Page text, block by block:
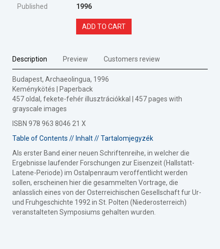
Published
1996
ADD TO CART
Description Preview Customers review
Budapest, Archaeolingua, 1996
Keménykötés | Paperback
457 oldal, fekete-fehér illusztrációkkal | 457 pages with
grayscale images
ISBN 978 963 8046 21 X
Table of Contents // Inhalt // Tartalomjegyzék
Als erster Band einer neuen Schriftenreihe, in welcher die
Ergebnisse laufender Forschungen zur Eisenzeit (Hallstatt-
Latene-Periode) im Ostalpenraum veroffentlicht werden
sollen, erscheinen hier die gesammelten Vortrage, die
anlasslich eines von der Osterreichischen Gesellschaft fur Ur-
und Fruhgeschichte 1992 in St. Polten (Niederosterreich)
veranstalteten Symposiums gehalten wurden.